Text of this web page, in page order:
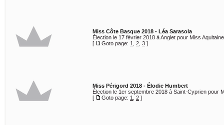
Miss Côte Basque 2018 - Léa Sarasola
Élection le 17 février 2018 à Anglet pour Miss
[
Goto page: 1 2 3 ]
Miss Périgord 2018 - Élodie Humbert
Élection le 1er septembre 2018 à Saint-Cyprien pour
[
Goto page: 1 2 ]